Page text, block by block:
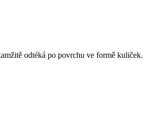
odtéká po povrchu ve formě kuliček.